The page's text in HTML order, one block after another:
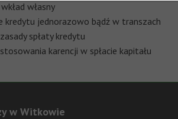
własny
kredytu jednorazowo bądź w transzach
spłaty kredytu
karencji w spłacie kapitału
w Witkowie